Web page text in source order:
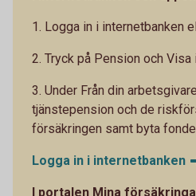
1. Logga in i internetbanken
2. Tryck på Pension och Visa
3. Under Från din
tjänstepension och de
försäkringen samt byta
Logga in i internetbanken
I portalen Mina